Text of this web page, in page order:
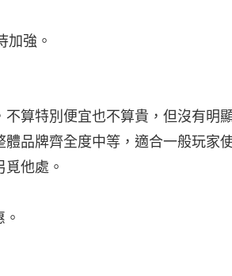
加強。
算特別便宜也不算貴，但沒有明
品牌齊全度中等，適合一般玩家
他處。